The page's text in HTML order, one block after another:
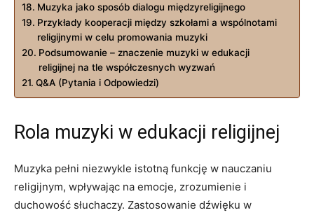
Muzyka jako sposób dialogu międzyreligijnego
Przykłady kooperacji między szkołami a wspólnotami
religijnymi w celu promowania muzyki
Podsumowanie – znaczenie muzyki w edukacji
religijnej na tle współczesnych wyzwań
Q&A (Pytania i Odpowiedzi)
Rola muzyki w edukacji religijnej
Muzyka pełni niezwykle istotną funkcję w nauczaniu
religijnym, wpływając na emocje, zrozumienie i
duchowość słuchaczy. Zastosowanie dźwięku w